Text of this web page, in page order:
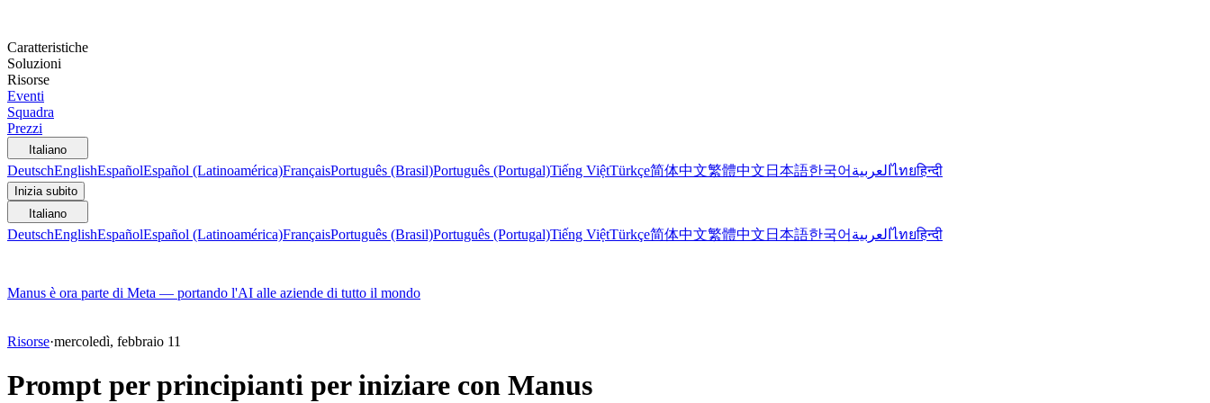
Caratteristiche
Soluzioni
Risorse
Eventi
Squadra
Prezzi
Italiano
DeutschEnglishEspañolEspañol (Latinoamérica)FrançaisPortuguês (Brasil)Português (Portugal)Tiếng ViệtTürkçe简体中文繁體中文 日本語한국어 العربيةไทยहिन्दी
Inizia subito
Italiano
DeutschEnglishEspañolEspañol (Latinoamérica)FrançaisPortuguês (Brasil)Português (Portugal)Tiếng ViệtTürkçe简体中文繁體中文 日本語한국어 العربيةไทยहिन्दी
Manus è ora parte di Meta — portando l'AI alle aziende di tutto il mondo
Risorse·mercoledì, febbraio 11
Prompt per principianti per iniziare con Manus